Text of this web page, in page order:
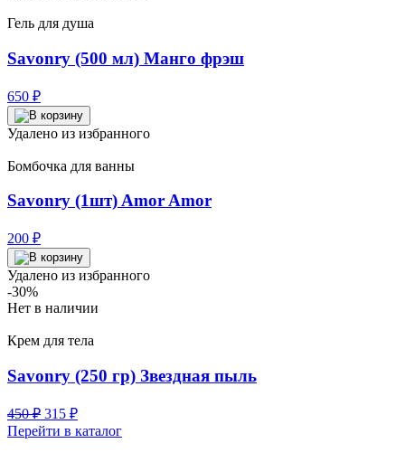
Гель для душа
Savonry (500 мл) Манго фрэш
650 ₽
Удалено из избранного
Бомбочка для ванны
Savonry (1шт) Amor Amor
200 ₽
Удалено из избранного
-30%
Нет в наличии
Крем для тела
Savonry (250 гр) Звездная пыль
450₽ Первоначальная
цена
составляла
315 ₽Текущая
цена:
Перейти в каталог